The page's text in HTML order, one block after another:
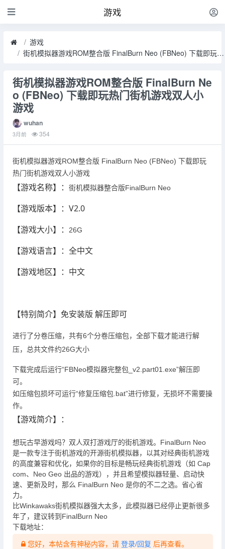
游戏
游戏
街机模拟器游戏ROM整合版 FinalBurn Neo (FBNeo) 下载即玩热门街机游戏双人小游戏
街机模拟器游戏ROM整合版 FinalBurn Ne
o (FBNeo) 下载即玩热门街机游戏双人小
游戏
wuhan
3月前 354
街机模拟器游戏ROM整合版 FinalBurn Neo (FBNeo) 下载即玩
热门街机游戏双人小游戏
【游戏名称】： 街机模拟器整合版FinalBurn Neo
【游戏版本】：V2.0
【游戏大小】：
26G
【游戏语言】：全中文
【游戏地区】：中文
【特别简介】免安装版 解压即可
进行了分卷压缩，共有6个分卷压缩包，全部下载才能进行解
压，总共文件约26G大小
下载完成后运行“FBNeo模拟器完整包_v2.part01.exe”解压即
可。
如压缩包损坏可运行“修复压缩包.bat”进行修复，无损坏不需要操
作。
【游戏简介】：
想玩古早游戏吗？双人双打游戏厅的街机游戏。FinalBurn Neo
是一款专注于街机游戏的开源街机模拟器，以其对经典街机游戏
的高度兼容和优化，如果你的目标是畅玩经典街机游戏（如 Cap
com、Neo Geo 出品的游戏），并且希望模拟器轻量、启动快
速、更新及时，那么 FinalBurn Neo 是你的不二之选。省心省
力。
比Winkawaks街机模拟器强大太多，此模拟器已经停止更新很多
年了，建议转到FinalBurn Neo
下载地址：
您好，本帖含有神秘内容，请 登录/回复 后再查看。